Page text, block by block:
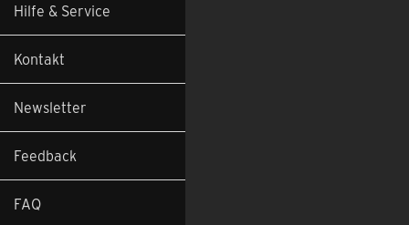
Hilfe & Service
Kontakt
Newsletter
Feedback
FAQ